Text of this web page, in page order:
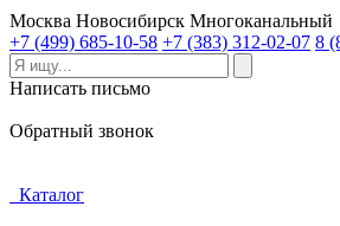
Москва Новосибирск Многоканальный
+7 (499) 685-10-58 +7 (383) 312-02-07 8
Написать письмо
Обратный звонок
Каталог